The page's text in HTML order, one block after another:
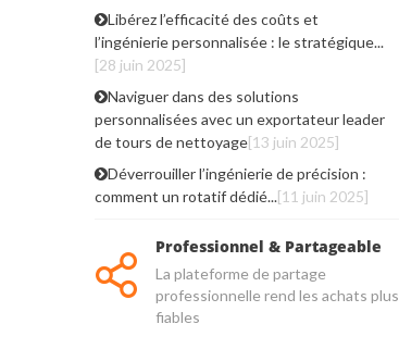
Libérez l’efficacité des coûts et
l’ingénierie personnalisée : le stratégique...
[28 juin 2025]
Naviguer dans des solutions
personnalisées avec un exportateur leader
de tours de nettoyage[13 juin 2025]
Déverrouiller l’ingénierie de précision :
comment un rotatif dédié...[11 juin 2025]
Professionnel & Partageable
La plateforme de partage
professionnelle rend les achats plus
fiables